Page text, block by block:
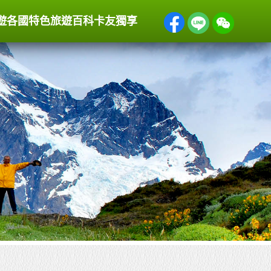
各國特色旅遊百科卡友獨享